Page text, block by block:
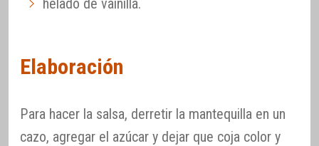
helado de vainilla.
Elaboración
Para hacer la salsa, derretir la mantequilla en un
cazo, agregar el azúcar y dejar que coja color y